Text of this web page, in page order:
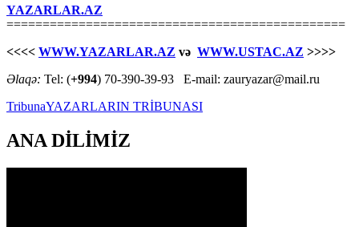
YAZARLAR.AZ
===============================================
<<<< WWW.YAZARLAR.AZ və WWW.USTAC.AZ >>>>
Əlaqə: Tel: (+994) 70-390-39-93 E-mail: zauryazar@mail.ru
TribunaYAZARLARIN TRİBUNASI
ANA DİLİMİZ